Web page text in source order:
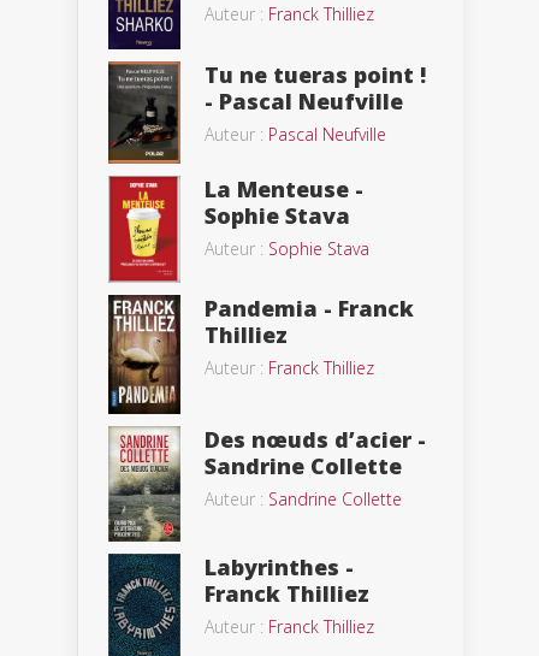
Auteur : Franck Thilliez
Tu ne tueras point !
- Pascal Neufville
Auteur : Pascal Neufville
La Menteuse -
Sophie Stava
Auteur : Sophie Stava
Pandemia - Franck
Thilliez
Auteur : Franck Thilliez
Des nœuds d’acier -
Sandrine Collette
Auteur : Sandrine Collette
Labyrinthes -
Franck Thilliez
Auteur : Franck Thilliez